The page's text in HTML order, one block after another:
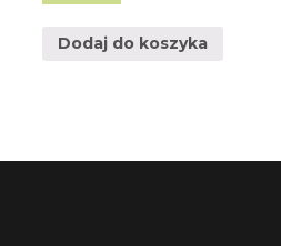
Dodaj do koszyka